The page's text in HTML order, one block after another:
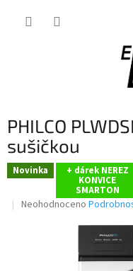
PHILCO
sušičkou
Novinka + dárek NEREZ
KONVICE
SMARTON
Průměrné
Neohodnoceno